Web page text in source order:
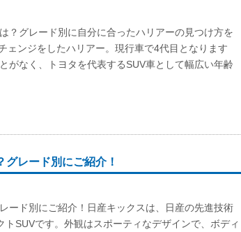
？グレード別に自分に合ったハリアーの見つけ方を
ェンジをしたハリアー。現行車で4代目となります
がなく、トヨタを代表するSUV車として幅広い年齢
グレード別にご紹介！
ード別にご紹介！日産キックスは、日産の先進技術
SUVです。外観はスポーティなデザインで、ボディ